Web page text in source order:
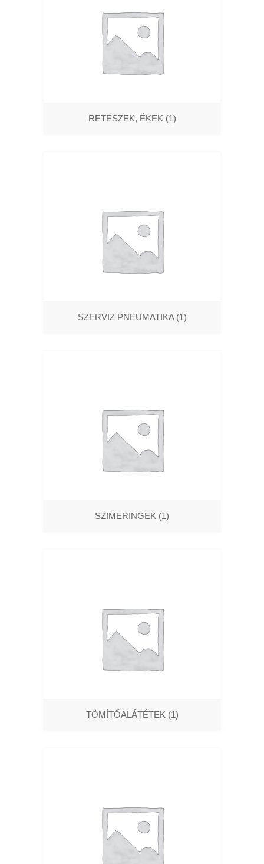
RETESZEK, ÉKEK (1)
SZERVIZ PNEUMATIKA (1)
SZIMERINGEK (1)
TÖMÍTŐALÁTÉTEK (1)